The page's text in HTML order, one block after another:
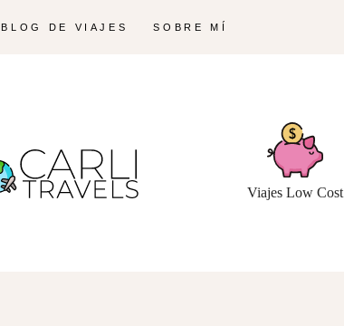
BLOG DE VIAJES SOBRE MÍ
Viajes Low Cost